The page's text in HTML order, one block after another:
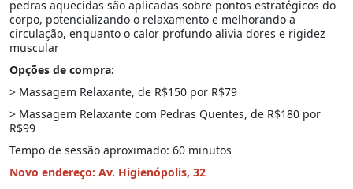
pedras aquecidas são aplicadas sobre pontos estratégicos do
corpo, potencializando o relaxamento e melhorando a
circulação, enquanto o calor profundo alivia dores e rigidez
muscular
Opções de compra:
> Massagem Relaxante, de R$150 por R$79
> Massagem Relaxante com Pedras Quentes, de R$180 por
R$99
Tempo de sessão aproximado: 60 minutos
Novo endereço: Av. Higienópolis, 32